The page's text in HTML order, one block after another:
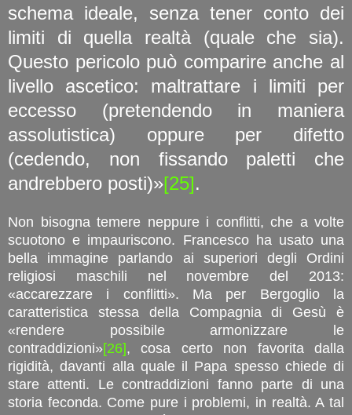
schema ideale, senza tener conto dei
limiti di quella realtà (quale che sia).
Questo pericolo può comparire anche al
livello ascetico: maltrattare i limiti per
eccesso (pretendendo in maniera
assolutistica) oppure per difetto
(cedendo, non fissando paletti che
andrebbero posti)»[25].
Non bisogna temere neppure i conflitti, che a volte
scuotono e impauriscono. Francesco ha usato una
bella immagine parlando ai superiori degli Ordini
religiosi maschili nel novembre del 2013:
«accarezzare i conflitti». Ma per Bergoglio la
caratteristica stessa della Compagnia di Gesù è
«rendere possibile armonizzare le
contraddizioni»[26], cosa certo non favorita dalla
rigidità, davanti alla quale il Papa spesso chiede di
stare attenti. Le contraddizioni fanno parte di una
storia feconda. Come pure i problemi, in realtà. A tal